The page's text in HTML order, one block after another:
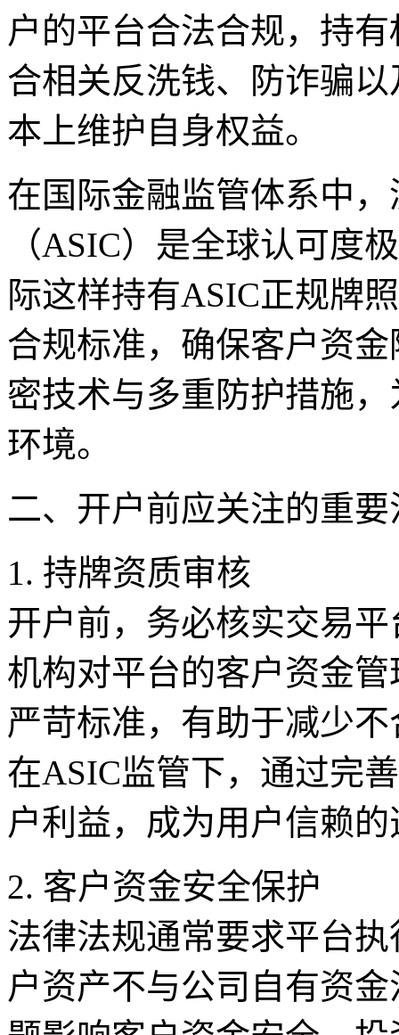
户的平台合法合规，持
合相关反洗钱、防诈骗
本上维护自身权益。
在国际金融监管体系中
（ASIC）是全球认可度
际这样持有ASIC正规牌
合规标准，确保客户资
密技术与多重防护措施
环境。
二、开户前应关注的重
1. 持牌资质审核
开户前，务必核实交易
机构对平台的客户资金
严苛标准，有助于减少
在ASIC监管下，通过完
户利益，成为用户信赖
2. 客户资金安全保护
法律法规通常要求平台
户资产不与公司自有资